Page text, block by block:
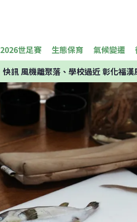
2026世足賽 生態保育 氣候變遷
快訊風機離聚落、學校過近 彰化福